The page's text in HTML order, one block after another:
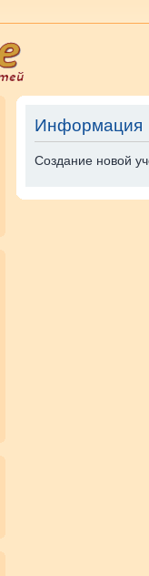
Информация
Создание новой